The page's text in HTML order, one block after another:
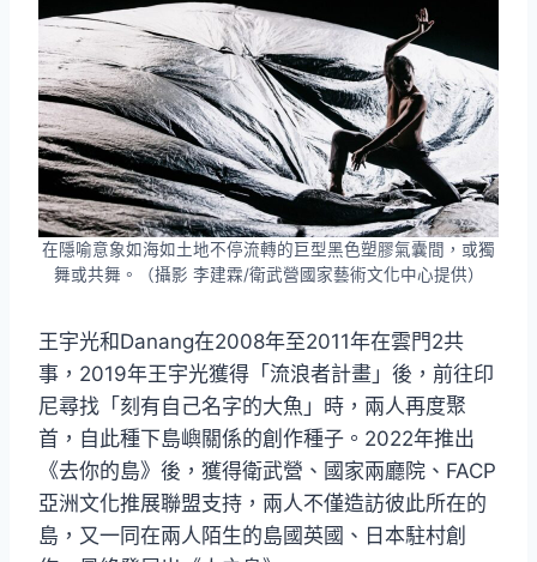
在隱喻意象如海如土地不停流轉的巨型黑色塑膠氣囊間，或獨
舞或共舞。（攝影 李建霖/衛武營國家藝術文化中心提供）
王宇光和Danang在2008年至2011年在雲門2共
事，2019年王宇光獲得「流浪者計畫」後，前往印
尼尋找「刻有自己名字的大魚」時，兩人再度聚
首，自此種下島嶼關係的創作種子。2022年推出
《去你的島》後，獲得衛武營、國家兩廳院、FACP
亞洲文化推展聯盟支持，兩人不僅造訪彼此所在的
島，又一同在兩人陌生的島國英國、日本駐村創